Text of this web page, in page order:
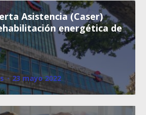
Asistencia (Caser)
energética de
· 23 mayo 2022